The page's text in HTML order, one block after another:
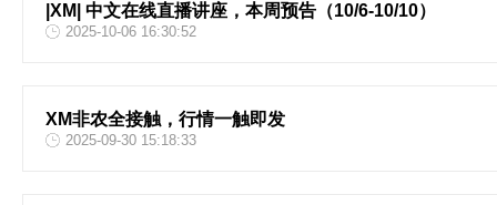
|XM| 中文在线直播讲座，本周预告（10/6-10/10）
2025-10-06 16:30:52
XM非农全接触，行情一触即发
2025-09-30 15:18:33